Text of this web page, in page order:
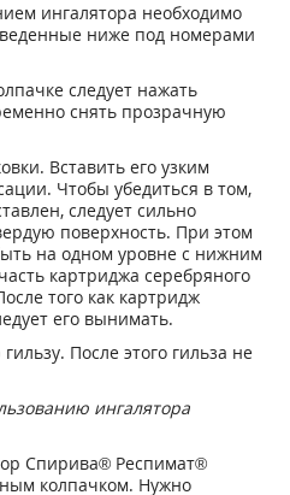
ингалятора необходимо
ниже под номерами
следует нажать
снять прозрачную
Вставить его узким
Чтобы убедиться в том,
следует сильно
поверхность. При этом
на одном уровне с нижним
картриджа серебряного
того как картридж
его вынимать.
После этого гильза не
ингалятора
Спирива® Респимат®
колпачком. Нужно